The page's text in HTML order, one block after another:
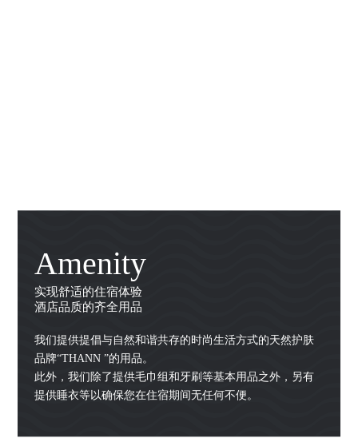
Amenity
实现舒适的住宿体验
酒店品质的齐全用品
我们提供提倡与自然和谐共存的时尚生活方式的天然护肤
品牌“THANN ”的用品。
此外，我们除了提供毛巾组和牙刷等基本用品之外，另有
提供睡衣等以确保您在住宿期间无任何不便。